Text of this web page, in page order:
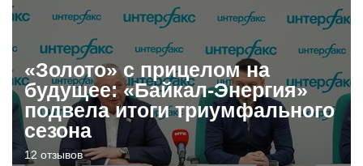
«Золото» с прицелом на
будущее: «Байкал-Энергия»
подвела итоги триумфального
сезона
12 отзывов